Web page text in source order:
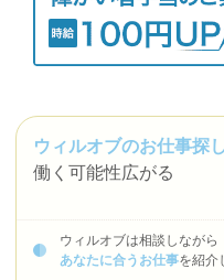
ウィルオブのお仕事探し
働く可能性広がる
ウィルオブは相談しながら
あなたに合うお仕事を紹介